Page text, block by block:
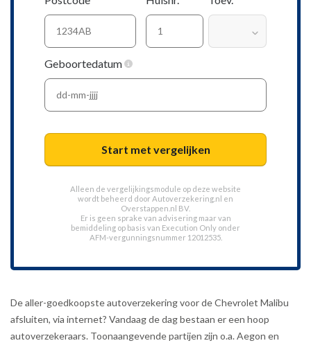
Geboortedatum
Start met vergelijken
Alleen de vergelijkingsmodule op deze website
wordt beheerd door Autoverzekering.nl en
Overstappen.nl BV.
Er is geen sprake van advisering maar van
bemiddeling op basis van Execution Only onder
AFM-vergunningsnummer 12012535.
De aller-goedkoopste autoverzekering voor de Chevrolet Malibu
afsluiten, via internet? Vandaag de dag bestaan er een hoop
autoverzekeraars. Toonaangevende partijen zijn o.a. Aegon en